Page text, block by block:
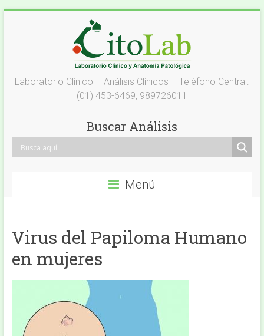
Laboratorio
Análisis
Clínicos
–
Laboratorio Clínico – Análisis Clínicos – Teléfono Central:
(01) 453-6469, 989726011
Buscar Análisis
Menú
Virus del Papiloma Humano
en mujeres